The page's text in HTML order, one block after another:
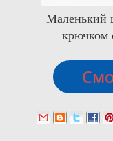
Маленький
крючком